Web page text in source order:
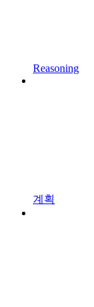
Reasoning
계획